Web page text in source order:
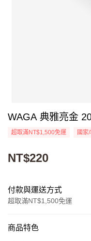
WAGA 典雅
超取滿NT$1,500免運 國家
NT$220
付款與運送方式
超取滿NT$1,500免運
信用卡一次付款
商品特色